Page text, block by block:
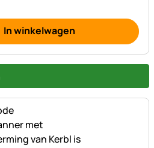
In winkelwagen